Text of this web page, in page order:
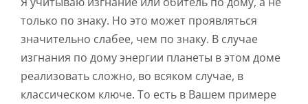
только по знаку. Но это может проявляться
значительно слабее, чем по знаку. В случае
изгнания по дому энергии планеты в этом доме
реализовать сложно, во всяком случае, в
классическом ключе. То есть в Вашем примере